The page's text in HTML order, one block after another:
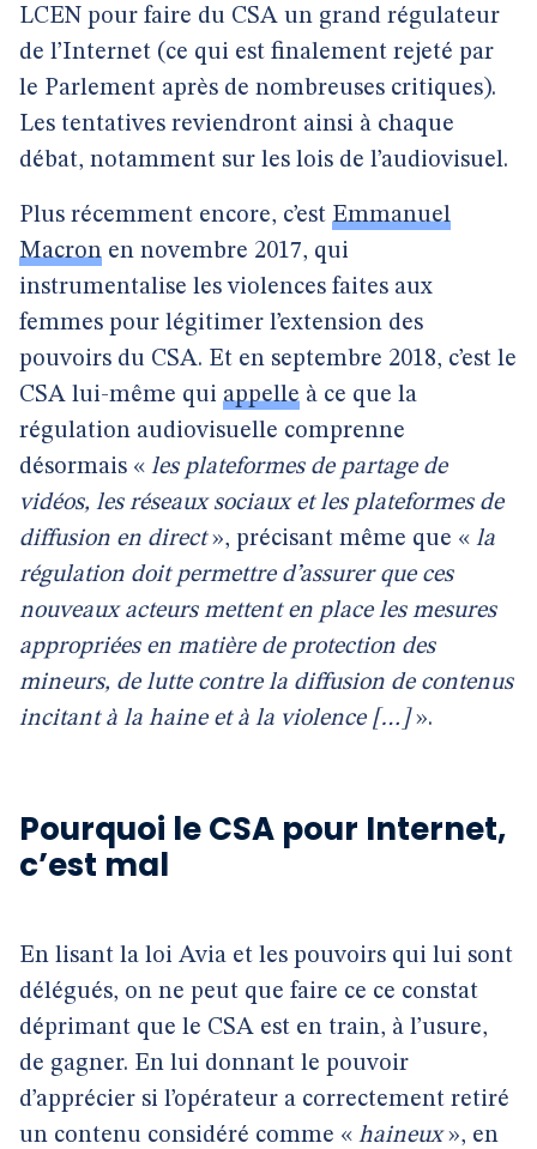
LCEN pour faire du CSA un grand régulateur
de l’Internet (ce qui est finalement rejeté par
le Parlement après de nombreuses critiques).
Les tentatives reviendront ainsi à chaque
débat, notamment sur les lois de l’audiovisuel.
Plus récemment encore, c’est Emmanuel
Macron en novembre 2017, qui
instrumentalise les violences faites aux
femmes pour légitimer l’extension des
pouvoirs du CSA. Et en septembre 2018, c’est le
CSA lui-même qui appelle à ce que la
régulation audiovisuelle comprenne
désormais « les plateformes de partage de
vidéos, les réseaux sociaux et les plateformes de
diffusion en direct», précisant même que « la
régulation doit permettre d’assurer que ces
nouveaux acteurs mettent en place les mesures
appropriées en matière de protection des
mineurs, de lutte contre la diffusion de contenus
incitant à la haine et à la violence […]».
Pourquoi le CSA pour Internet,
c’est mal
En lisant la loi Avia et les pouvoirs qui lui sont
délégués, on ne peut que faire ce ce constat
déprimant que le CSA est en train, à l’usure,
de gagner. En lui donnant le pouvoir
d’apprécier si l’opérateur a correctement retiré
un contenu considéré comme « haineux», en